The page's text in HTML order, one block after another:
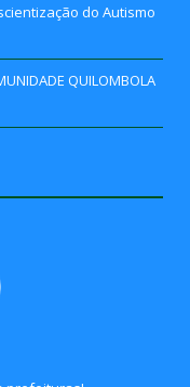
do Autismo
QUILOMBOLA